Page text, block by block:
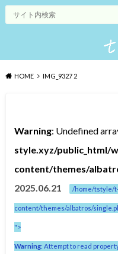
HOME IMG_9327 2
Warning: Undefined
style.xyz/public_html/
content/themes/
2025.06.21
/home/tstyle/
content/themes/albatros/
">
Warning: Attempt to read